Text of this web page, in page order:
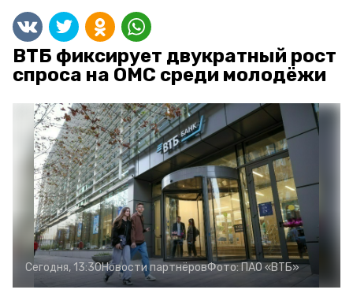
ВТБ фиксирует двукратный рост
спроса на ОМС среди молодёжи
Сегодня, 13:30Новости партнёровФото:ПАО «ВТБ»